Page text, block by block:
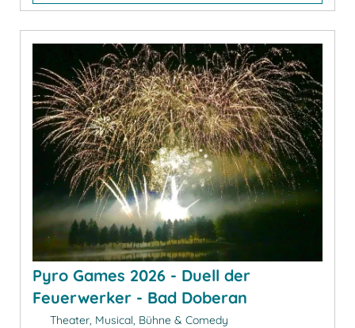
Pyro Games 2026 - Duell der
Feuerwerker - Bad Doberan
Theater, Musical, Bühne & Comedy